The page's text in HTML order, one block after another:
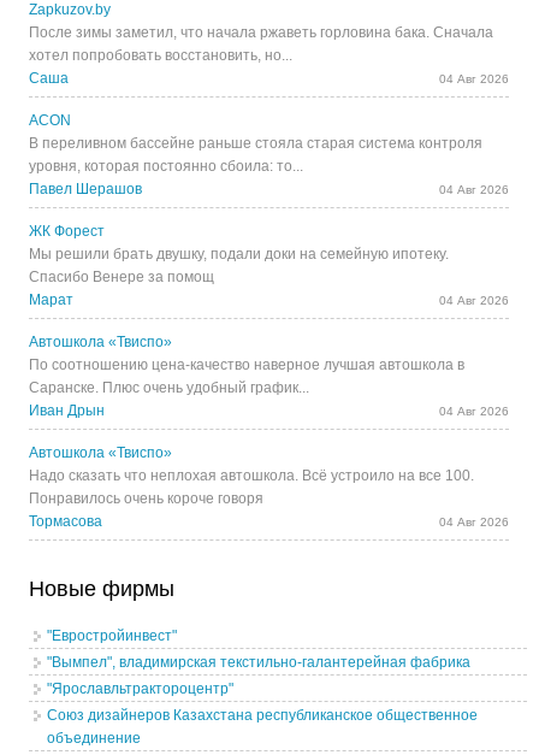
Zapkuzov.by
После зимы заметил, что начала ржаветь горловина бака. Сначала
хотел попробовать восстановить, но...
Саша
04 Авг 2026
ACON
В переливном бассейне раньше стояла старая система контроля
уровня, которая постоянно сбоила: то...
Павел Шерашов
04 Авг 2026
ЖК Форест
Мы решили брать двушку, подали доки на семейную ипотеку.
Спасибо Венере за помощ
Марат
04 Авг 2026
Автошкола «Твиспо»
По соотношению цена-качество наверное лучшая автошкола в
Саранске. Плюс очень удобный график...
Иван Дрын
04 Авг 2026
Автошкола «Твиспо»
Надо сказать что неплохая автошкола. Всё устроило на все 100.
Понравилось очень короче говоря
Тормасова
04 Авг 2026
Новые фирмы
"Евростройинвест"
"Вымпел", владимирская текстильно-галантерейная фабрика
"Ярославльтрактороцентр"
Союз дизайнеров Казахстана республиканское общественное
объединение